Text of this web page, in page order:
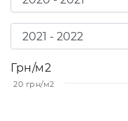
Грн/м2
20 грн/м2